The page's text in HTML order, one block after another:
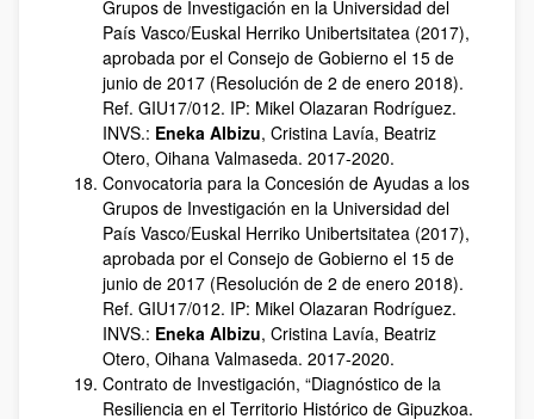
Grupos de Investigación en la Universidad del
País Vasco/Euskal Herriko Unibertsitatea (2017),
aprobada por el Consejo de Gobierno el 15 de
junio de 2017 (Resolución de 2 de enero 2018).
Ref. GIU17/012. IP: Mikel Olazaran Rodríguez.
INVS.: Eneka Albizu, Cristina Lavía, Beatriz
Otero, Oihana Valmaseda. 2017-2020.
Convocatoria para la Concesión de Ayudas a los
Grupos de Investigación en la Universidad del
País Vasco/Euskal Herriko Unibertsitatea (2017),
aprobada por el Consejo de Gobierno el 15 de
junio de 2017 (Resolución de 2 de enero 2018).
Ref. GIU17/012. IP: Mikel Olazaran Rodríguez.
INVS.: Eneka Albizu, Cristina Lavía, Beatriz
Otero, Oihana Valmaseda. 2017-2020.
Contrato de Investigación, “Diagnóstico de la
Resiliencia en el Territorio Histórico de Gipuzkoa.